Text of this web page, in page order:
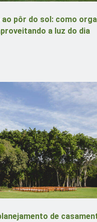
ao pôr do sol: como
a luz do dia
de